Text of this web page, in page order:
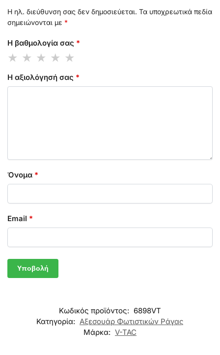
Η ηλ. διεύθυνση σας δεν δημοσιεύεται. Τα υποχρεωτικά πεδία
σημειώνονται με *
Η βαθμολογία σας *
Η αξιολόγησή σας *
Όνομα *
Email *
Κωδικός προϊόντος: 6898VT
Κατηγορία: Αξεσουάρ Φωτιστικών Ράγας
Μάρκα: V-TAC